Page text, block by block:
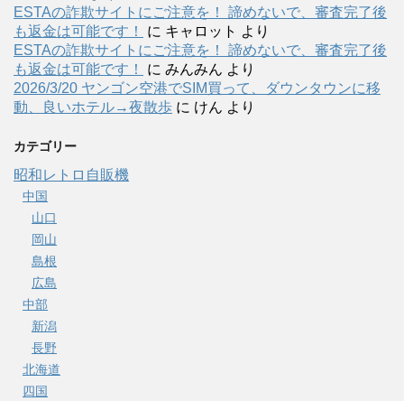
ESTAの詐欺サイトにご注意を！ 諦めないで、審査完了後
も返金は可能です！
に キャロット より
ESTAの詐欺サイトにご注意を！ 諦めないで、審査完了後
も返金は可能です！
に みんみん より
2026/3/20 ヤンゴン空港でSIM買って、ダウンタウンに移
動、良いホテル→夜散歩 に けん より
カテゴリー
昭和レトロ自販機
中国
山口
岡山
島根
広島
中部
新潟
長野
北海道
四国